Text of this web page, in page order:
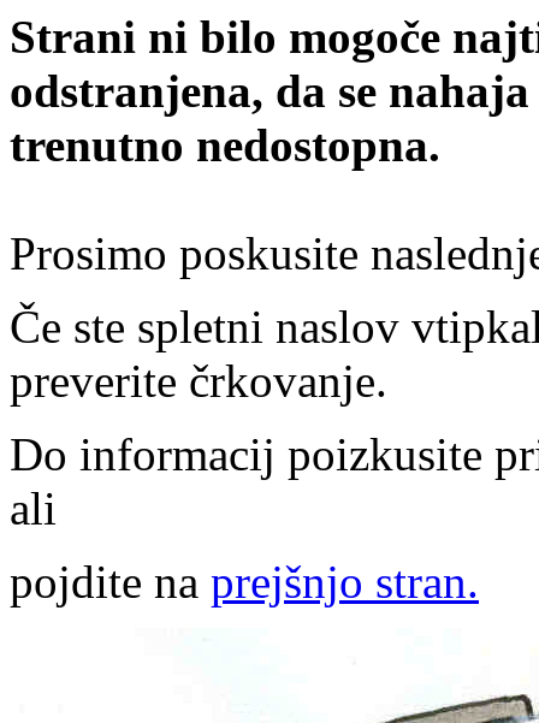
Strani ni bilo mogoče
odstranjena, da se
trenutno nedostopna.
Prosimo poskusite
Če ste spletni naslov
preverite črkovanje.
Do informacij poizkusite
ali
pojdite na prejšnjo stran.